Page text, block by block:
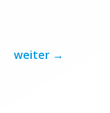
weiter →